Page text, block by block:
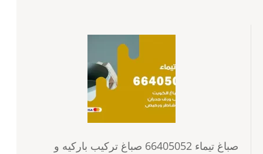
صباغ تيماء 66405052 صباغ تركيب باركيه و